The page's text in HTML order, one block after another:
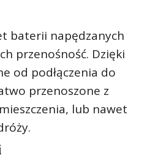
baterii napędzanych
przenośność. Dzięki
od podłączenia do
przenoszone z
lub nawet